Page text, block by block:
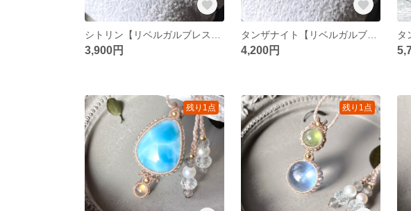
3,900円
タンザナイト【リベルガルブレスレット】マクラメブレスレット
4,200円
タ
残り1点 残り1点